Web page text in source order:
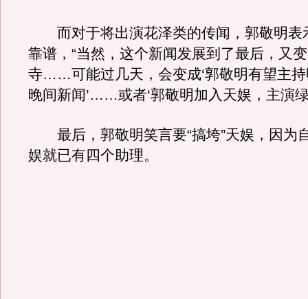
而对于将出演花泽类的传闻，郭敬明表
靠谱，“当然，这个新闻发展到了最后，又
寺……可能过几天，会变成‘郭敬明有望主
晚间新闻’……或者‘郭敬明加入天娱，主演
最后，郭敬明笑言要“搞垮”天娱，因为
娱就已有四个助理。